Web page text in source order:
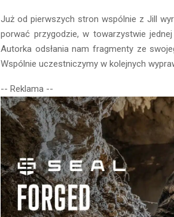
Już od pierwszych stron wspólnie z Jill
porwać przygodzie, w towarzystwie
Autorka odsłania nam fragmenty ze
Wspólnie uczestniczymy w kolejnych
-- Reklama --